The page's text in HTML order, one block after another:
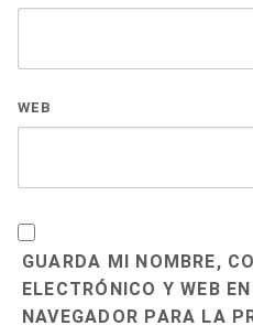
WEB
GUARDA MI NOMBRE,
ELECTRÓNICO Y WEB
NAVEGADOR PARA LA